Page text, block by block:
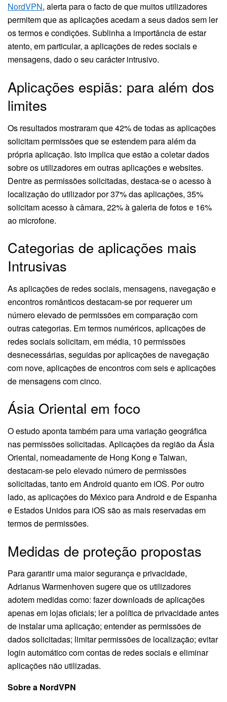
NordVPN, alerta para o facto de que muitos utilizadores
permitem que as aplicações acedam a seus dados sem ler
os termos e condições. Sublinha a importância de estar
atento, em particular, a aplicações de redes sociais e
mensagens, dado o seu carácter intrusivo.
Aplicações espiãs: para além dos
limites
Os resultados mostraram que 42% de todas as aplicações
solicitam permissões que se estendem para além da
própria aplicação. Isto implica que estão a coletar dados
sobre os utilizadores em outras aplicações e websites.
Dentre as permissões solicitadas, destaca-se o acesso à
localização do utilizador por 37% das aplicações, 35%
solicitam acesso à câmara, 22% à galeria de fotos e 16%
ao microfone.
Categorias de aplicações mais
Intrusivas
As aplicações de redes sociais, mensagens, navegação e
encontros românticos destacam-se por requerer um
número elevado de permissões em comparação com
outras categorias. Em termos numéricos, aplicações de
redes sociais solicitam, em média, 10 permissões
desnecessárias, seguidas por aplicações de navegação
com nove, aplicações de encontros com seis e aplicações
de mensagens com cinco.
Ásia Oriental em foco
O estudo aponta também para uma variação geográfica
nas permissões solicitadas. Aplicações da região da Ásia
Oriental, nomeadamente de Hong Kong e Taiwan,
destacam-se pelo elevado número de permissões
solicitadas, tanto em Android quanto em iOS. Por outro
lado, as aplicações do México para Android e de Espanha
e Estados Unidos para iOS são as mais reservadas em
termos de permissões.
Medidas de proteção propostas
Para garantir uma maior segurança e privacidade,
Adrianus Warmenhoven sugere que os utilizadores
adotem medidas como: fazer downloads de aplicações
apenas em lojas oficiais; ler a política de privacidade antes
de instalar uma aplicação; entender as permissões de
dados solicitadas; limitar permissões de localização; evitar
login automático com contas de redes sociais e eliminar
aplicações não utilizadas.
Sobre a NordVPN